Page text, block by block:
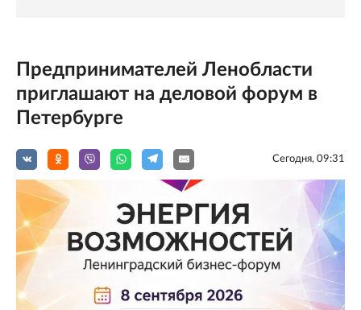
Предпринимателей Ленобласти
приглашают на деловой форум в
Петербурге
Сегодня, 09:31